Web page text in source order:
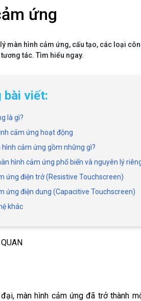
ứng
màn hình cảm ứng, cấu tạo, các loại
tác. Tìm hiểu ngay.
bài viết:
là gì?
cảm ứng hoạt động
hình cảm ứng gồm những gì?
hình cảm ứng phổ biến và nguyên lý
ứng điện trở (Resistive Touchscreen)
ứng điện dung (Capacitive Touchscreen)
khác
màn hình cảm ứng đã trở thành